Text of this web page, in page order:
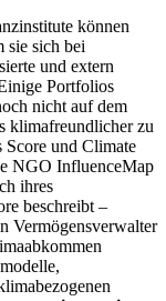
können
sie sich bei
und extern
Portfolios
nicht auf dem
klimafreundlicher zu
Score und Climate
NGO InfluenceMap
ihres
beschreibt –
Vermögensverwalter